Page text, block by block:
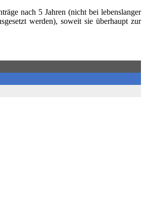
nach 5 Jahren (nicht bei lebenslanger
werden), soweit sie überhaupt zur